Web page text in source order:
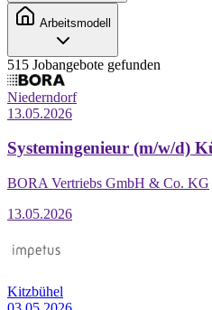
Arbeitsmodell
515 Jobangebote gefunden
Niederndorf
13.05.2026
Systemingenieur (m/w/d)
BORA Vertriebs GmbH & Co. KG
13.05.2026
Kitzbühel